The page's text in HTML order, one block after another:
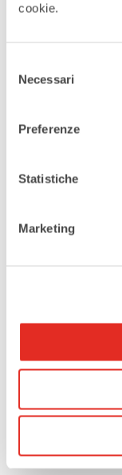
cookie.
delNecessari
Preferenze
Statistiche
Marketing